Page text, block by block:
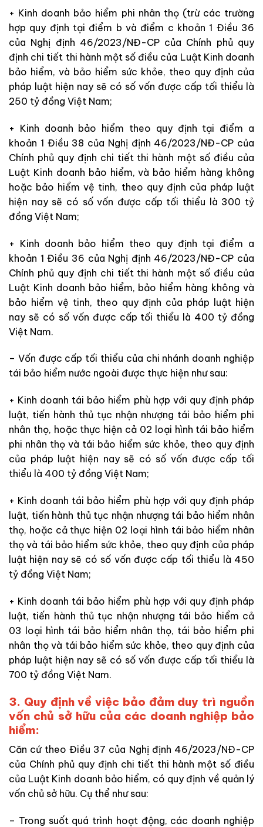
+ Kinh doanh bảo hiểm phi nhân thọ (trừ các trường
hợp quy định tại điểm b và điểm c khoản 1 Điều 36
của Nghị định 46/2023/NĐ-CP của Chính phủ quy
định chi tiết thi hành một số điều của Luật Kinh doanh
bảo hiểm, và bảo hiểm sức khỏe, theo quy định của
pháp luật hiện nay sẽ có số vốn được cấp tối thiểu là
250 tỷ đồng Việt Nam;
+ Kinh doanh bảo hiểm theo quy định tại điểm a
khoản 1 Điều 38 của Nghị định 46/2023/NĐ-CP của
Chính phủ quy định chi tiết thi hành một số điều của
Luật Kinh doanh bảo hiểm, và bảo hiểm hàng không
hoặc bảo hiểm vệ tinh, theo quy định của pháp luật
hiện nay sẽ có số vốn được cấp tối thiểu là 300 tỷ
đồng Việt Nam;
+ Kinh doanh bảo hiểm theo quy định tại điểm a
khoản 1 Điều 36 của Nghị định 46/2023/NĐ-CP của
Chính phủ quy định chi tiết thi hành một số điều của
Luật Kinh doanh bảo hiểm, bảo hiểm hàng không và
bảo hiểm vệ tinh, theo quy định của pháp luật hiện
nay sẽ có số vốn được cấp tối thiểu là 400 tỷ đồng
Việt Nam.
– Vốn được cấp tối thiểu của chi nhánh doanh nghiệp
tái bảo hiểm nước ngoài được thực hiện như sau:
+ Kinh doanh tái bảo hiểm phù hợp với quy định pháp
luật, tiến hành thủ tục nhận nhượng tái bảo hiểm phi
nhân thọ, hoặc thực hiện cả 02 loại hình tái bảo hiểm
phi nhân thọ và tái bảo hiểm sức khỏe, theo quy định
của pháp luật hiện nay sẽ có số vốn được cấp tối
thiểu là 400 tỷ đồng Việt Nam;
+ Kinh doanh tái bảo hiểm phù hợp với quy định pháp
luật, tiến hành thủ tục nhận nhượng tái bảo hiểm nhân
thọ, hoặc cả thực hiện 02 loại hình tái bảo hiểm nhân
thọ và tái bảo hiểm sức khỏe, theo quy định của pháp
luật hiện nay sẽ có số vốn được cấp tối thiểu là 450
tỷ đồng Việt Nam;
+ Kinh doanh tái bảo hiểm phù hợp với quy định pháp
luật, tiến hành thủ tục nhận nhượng tái bảo hiểm cả
03 loại hình tái bảo hiểm nhân thọ, tái bảo hiểm phi
nhân thọ và tái bảo hiểm sức khỏe, theo quy định của
pháp luật hiện nay sẽ có số vốn được cấp tối thiểu là
700 tỷ đồng Việt Nam.
3. Quy định về việc bảo đảm duy trì nguồn
vốn chủ sở hữu của các doanh nghiệp bảo
hiểm:
Căn cứ theo Điều 37 của Nghị định 46/2023/NĐ-CP
của Chính phủ quy định chi tiết thi hành một số điều
của Luật Kinh doanh bảo hiểm, có quy định về quản lý
vốn chủ sở hữu. Cụ thể như sau:
– Trong suốt quá trình hoạt động, các doanh nghiệp